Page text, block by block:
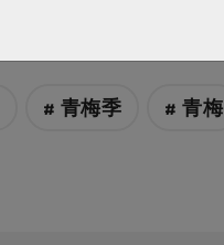
# 青梅季 # 青梅